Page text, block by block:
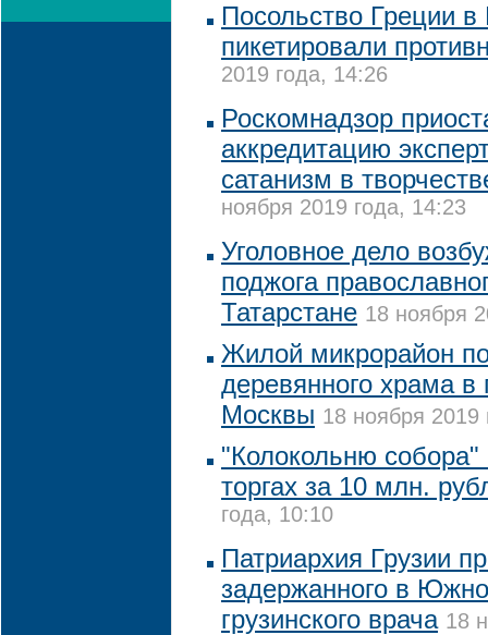
Посольство Греции
пикетировали
2019 года, 14:26
Роскомнадзор
аккредитацию
сатанизм в
ноября 2019 года, 14:23
Уголовное дело
поджога
Татарстане 18 ноября
Жилой микрорайон
деревянного храма
Москвы 18 ноября 2019
"Колокольню
торгах за 10 млн.
года, 10:10
Патриархия Грузии
задержанного в
грузинского врача 18